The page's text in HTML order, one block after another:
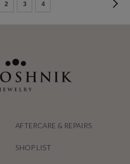
2 3 4
AFTERCARE & REPAIRS
SHOP LIST